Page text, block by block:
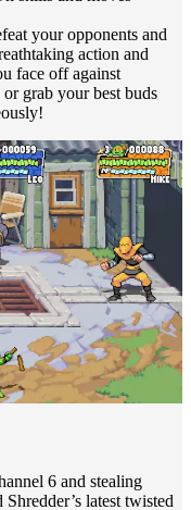
your opponents and
action and
face off against
grab your best buds
6 and stealing
latest twisted